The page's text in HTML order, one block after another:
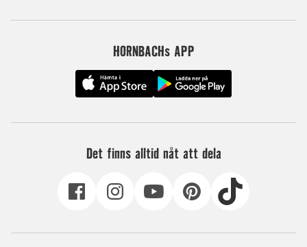
HORNBACHs APP
Det finns alltid nåt att dela